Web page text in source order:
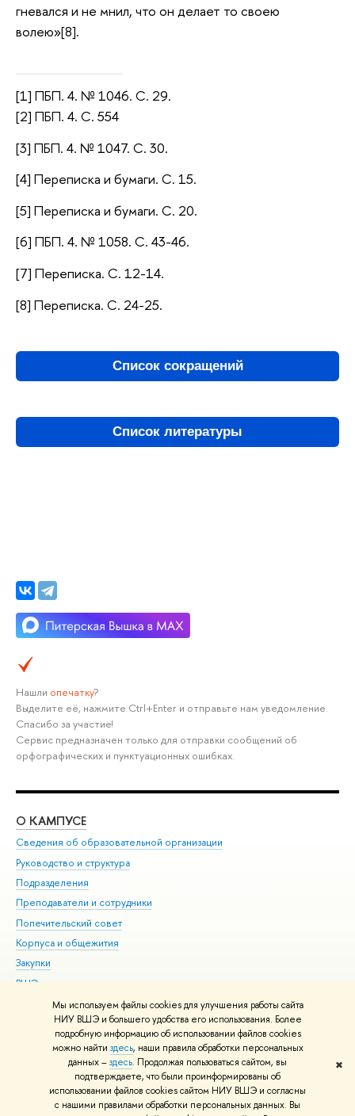
Мы используем файлы cookies для улучшения работы сайта
НИУ ВШЭ и большего удобства его использования. Более
подробную информацию об использовании файлов cookies
можно найти здесь, наши правила обработки персональных
данных –здесь. Продолжая пользоваться сайтом, вы
подтверждаете, что были проинформированы об
использовании файлов cookies сайтом НИУ ВШЭ и согласны
с нашими правилами обработки персональных данных. Вы
✖
гневался и не мнил, что он делает то своею
волею»[8].
[1] ПБП. 4. № 1046. С. 29.
[2] ПБП. 4. С. 554
[3] ПБП. 4. № 1047. С. 30.
[4] Переписка и бумаги. С. 15.
[5] Переписка и бумаги. С. 20.
[6] ПБП. 4. № 1058. С. 43-46.
[7] Переписка. С. 12-14.
[8] Переписка. С. 24-25.
Список сокращений
Список литературы
Нашли опечатку?
Выделите её, нажмите Ctrl+Enter и отправьте нам уведомление.
Спасибо за участие!
Сервис предназначен только для отправки сообщений об
орфографических и пунктуационных ошибках.
О КАМПУСЕ
Сведения об образовательной организации
Руководство и структура
Подразделения
Преподаватели и сотрудники
Попечительский совет
Корпуса и общежития
Закупки
ВШЭ для студентов с ограниченными возможностями
здоровья и инвалидностью
Версия для слабовидящих
Единая платежная страница
© НИУ ВШЭ 1993–2026 Адреса и контакты Условия использования
материалов Политика конфиденциальности Карта сайта